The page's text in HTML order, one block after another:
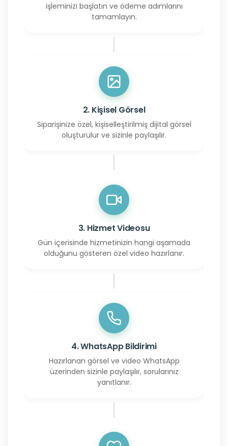
işleminizi başlatın ve ödeme adımlarını
tamamlayın.
2. Kişisel Görsel
Siparişinize özel, kişiselleştirilmiş dijital görsel
oluşturulur ve sizinle paylaşılır.
3. Hizmet Videosu
Gün içerisinde hizmetinizin hangi aşamada
olduğunu gösteren özel video hazırlanır.
4. WhatsApp Bildirimi
Hazırlanan görsel ve video WhatsApp
üzerinden sizinle paylaşılır, sorularınız
yanıtlanır.